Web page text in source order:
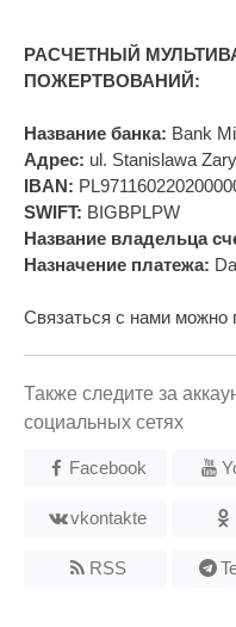
РАСЧЕТНЫЙ
ПОЖЕРТВОВАНИЙ:
Название банка: Bank
Адрес: ul. Stanislawa
IBAN:
SWIFT: BIGBPLPW
Название владельца
Назначение платежа:
Связаться с нами можно
Также следите за
социальных сетях
Facebook
vkontakte
RSS